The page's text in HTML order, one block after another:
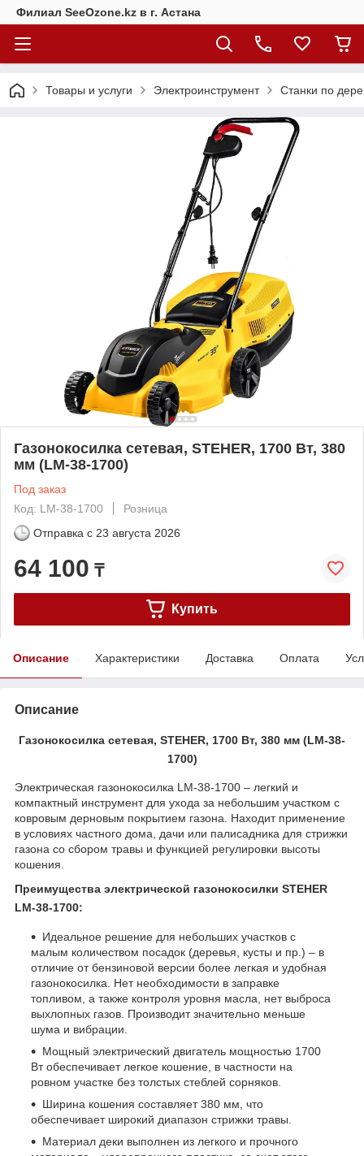
Филиал SeeOzone.kz в г. Астана
Товары и услуги Электроинструмент Станки по
Газонокосилка сетевая, STEHER, 1700 Вт, 380
мм (LM-38-1700)
Под заказ
Код: LM-38-1700
Розница
Отправка с 23 августа 2026
64 100 ₸
Купить
Описание Характеристики Доставка Оплата
Описание
Газонокосилка сетевая, STEHER, 1700 Вт, 380 мм (LM-38-
1700)
Электрическая газонокосилка LM-38-1700 – легкий и
компактный инструмент для ухода за небольшим участком с
ковровым дерновым покрытием газона. Находит применение
в условиях частного дома, дачи или палисадника для стрижки
газона со сбором травы и функцией регулировки высоты
кошения.
Преимущества электрической газонокосилки STEHER
LM-38-1700:
Идеальное решение для небольших участков с
малым количеством посадок (деревья, кусты и пр.) – в
отличие от бензиновой версии более легкая и удобная
газонокосилка. Нет необходимости в заправке
топливом, а также контроля уровня масла, нет выброса
выхлопных газов. Производит значительно меньше
шума и вибрации.
Мощный электрический двигатель мощностью 1700
Вт обеспечивает легкое кошение, в частности на
ровном участке без толстых стеблей сорняков.
Ширина кошения составляет 380 мм, что
обеспечивает широкий диапазон стрижки травы.
Материал деки выполнен из легкого и прочного